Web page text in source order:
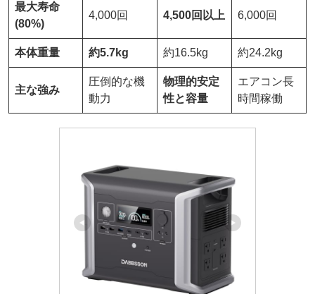
最大寿命
(80%)
4,000回 4,500回以上 6,000回
本体重量 約5.7kg 約16.5kg 約24.2kg
主な強み
圧倒的な機
動力
物理的安定
性と容量
エアコン長
時間稼働